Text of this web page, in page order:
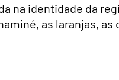
na identidade da
as laranjas, as